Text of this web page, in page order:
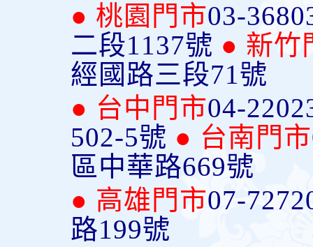
● 桃園門市03-
二段1137號 ● 新竹
經國路三段71號
● 台中門市04-
502-5號 ● 台南門市
區中華路669號
● 高雄門市07-
路199號